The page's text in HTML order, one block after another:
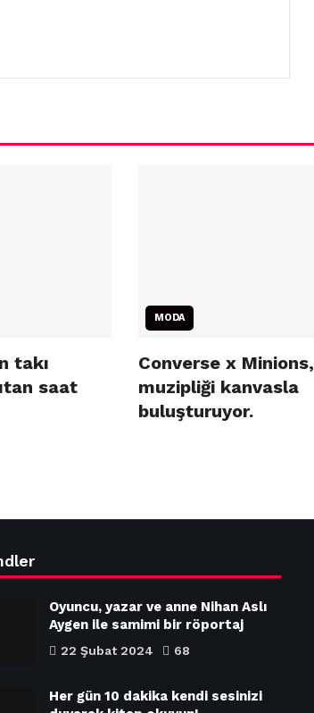
takı
saat
MODA
Converse x Minions,
muzipliği kanvasla
buluşturuyor.
Oyuncu, yazar ve anne Nihan Aslı
Aygen ile samimi bir röportaj
22 Şubat 2024 68
Her gün 10 dakika kendi sesinizi